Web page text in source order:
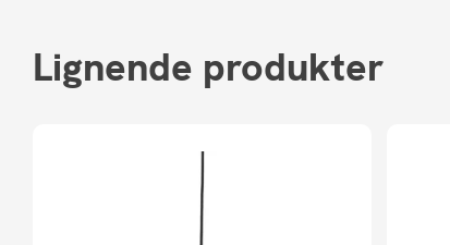
Lignende produkter